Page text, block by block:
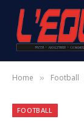
Home » Football
FOOTBALL